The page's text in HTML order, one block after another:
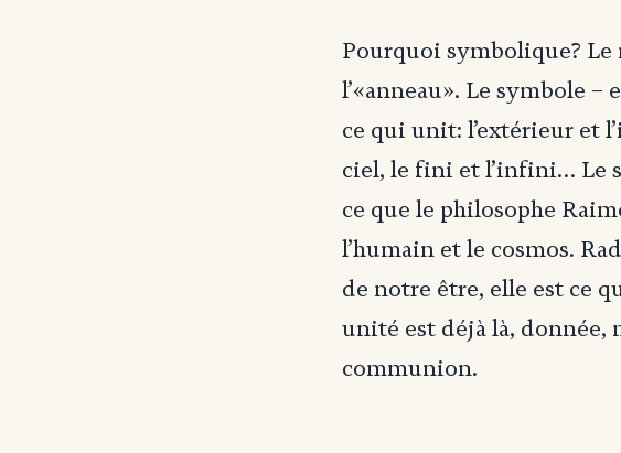
Pourquoi symbolique?
l’«anneau». Le symbole
ce qui unit: l’extérieur et
ciel, le fini et l’infini… Le
ce que le philosophe
l’humain et le cosmos.
de notre être, elle est ce
unité est déjà là, donnée,
communion.